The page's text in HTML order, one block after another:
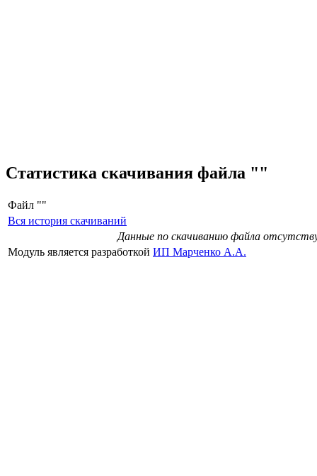
Статистика скачивания файла ""
Файл ""
Вся история скачиваний
Данные по скачиванию файла
Модуль является разработкой ИП Марченко А.А.